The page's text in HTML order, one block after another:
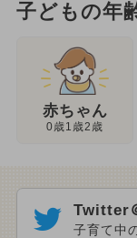
子どもの年
赤ちゃん
0歳1歳2歳
Twitter
子育て中